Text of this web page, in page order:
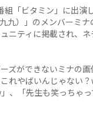
組「ビタミン」に出演
九）」のメンバーミ
ニティに掲載され、
ズができないミナの
れやばいんじゃない
、「先生も笑っちゃ